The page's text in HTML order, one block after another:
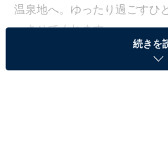
温泉地へ。ゆったり過ごすひ
ュさせてくれます。
All About ニュース編集部で
続きを